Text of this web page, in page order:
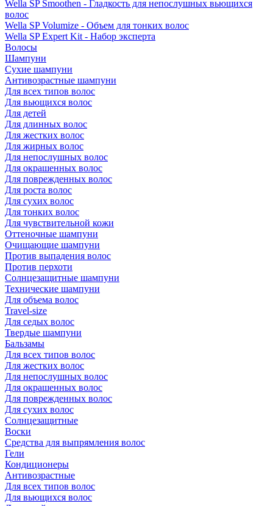
Wella SP Smoothen - Гладкость для непослушных вьющихся
волос
Wella SP Volumize - Объем для тонких волос
Wella SP Expert Kit - Набор эксперта
Волосы
Шампуни
Сухие шампуни
Антивозрастные шампуни
Для всех типов волос
Для вьющихся волос
Для детей
Для длинных волос
Для жестких волос
Для жирных волос
Для непослушных волос
Для окрашенных волос
Для поврежденных волос
Для роста волос
Для сухих волос
Для тонких волос
Для чувствительной кожи
Оттеночные шампуни
Очищающие шампуни
Против выпадения волос
Против перхоти
Солнцезащитные шампуни
Технические шампуни
Для объема волос
Travel-size
Для седых волос
Твердые шампуни
Бальзамы
Для всех типов волос
Для жестких волос
Для непослушных волос
Для окрашенных волос
Для поврежденных волос
Для сухих волос
Солнцезащитные
Воски
Средства для выпрямления волос
Гели
Кондиционеры
Антивозрастные
Для всех типов волос
Для вьющихся волос